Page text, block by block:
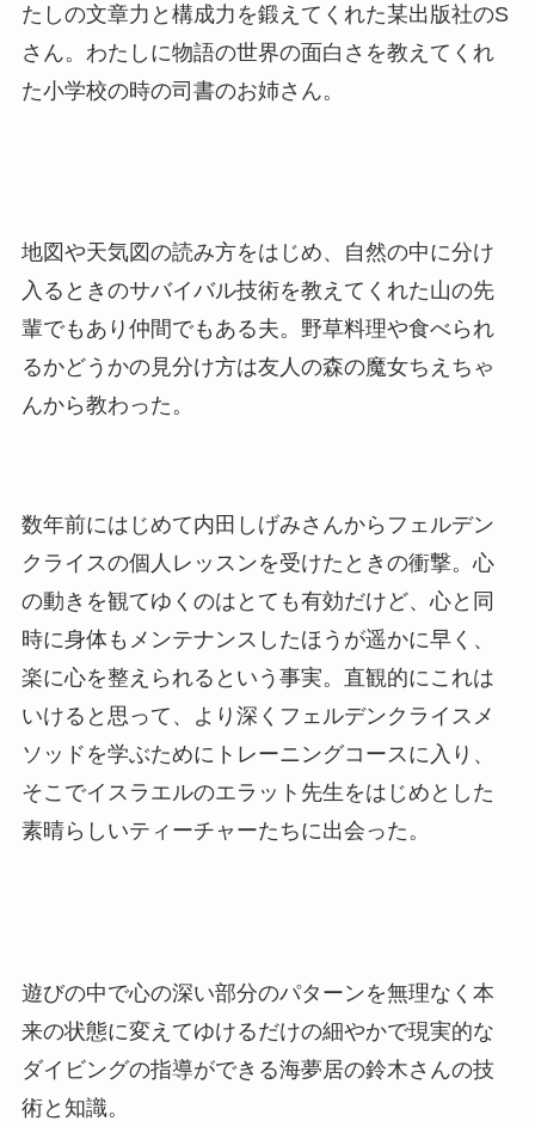
たしの文章力と構成力を鍛えてくれた某出版社のS
さん。わたしに物語の世界の面白さを教えてくれ
た小学校の時の司書のお姉さん。
地図や天気図の読み方をはじめ、自然の中に分け
入るときのサバイバル技術を教えてくれた山の先
輩でもあり仲間でもある夫。野草料理や食べられ
るかどうかの見分け方は友人の森の魔女ちえちゃ
んから教わった。
数年前にはじめて内田しげみさんからフェルデン
クライスの個人レッスンを受けたときの衝撃。心
の動きを観てゆくのはとても有効だけど、心と同
時に身体もメンテナンスしたほうが遥かに早く、
楽に心を整えられるという事実。直観的にこれは
いけると思って、より深くフェルデンクライスメ
ソッドを学ぶためにトレーニングコースに入り、
そこでイスラエルのエラット先生をはじめとした
素晴らしいティーチャーたちに出会った。
遊びの中で心の深い部分のパターンを無理なく本
来の状態に変えてゆけるだけの細やかで現実的な
ダイビングの指導ができる海夢居の鈴木さんの技
術と知識。